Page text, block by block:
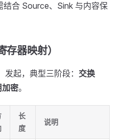
结合 Source、Sink 与内容保
存器映射）
发起，典型三阶段： 交换
密。
长
度
说明